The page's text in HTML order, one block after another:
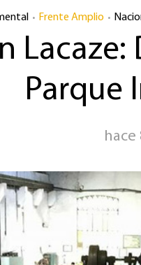
• Frente Amplio •
Parque
hace